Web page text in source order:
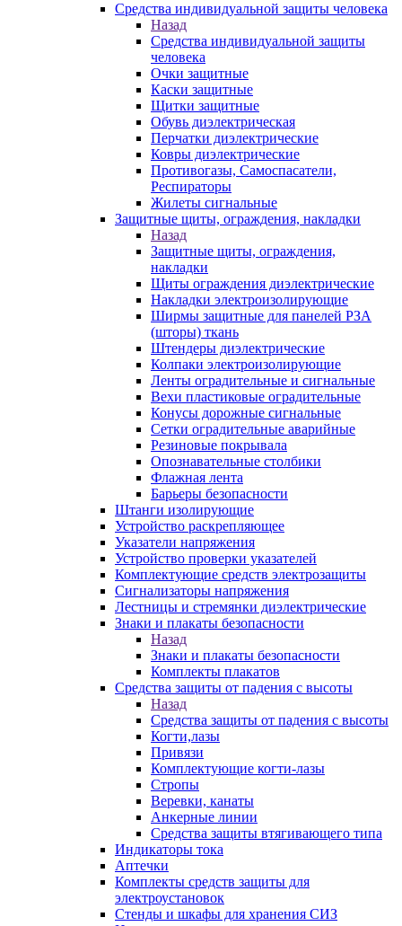
Средства индивидуальной защиты человека
Назад
Средства индивидуальной защиты
человека
Очки защитные
Каски защитные
Щитки защитные
Обувь диэлектрическая
Перчатки диэлектрические
Ковры диэлектрические
Противогазы, Самоспасатели,
Респираторы
Жилеты сигнальные
Защитные щиты, ограждения, накладки
Назад
Защитные щиты, ограждения,
накладки
Щиты ограждения диэлектрические
Накладки электроизолирующие
Ширмы защитные для панелей РЗА
(шторы) ткань
Штендеры диэлектрические
Колпаки электроизолирующие
Ленты оградительные и сигнальные
Вехи пластиковые оградительные
Конусы дорожные сигнальные
Сетки оградительные аварийные
Резиновые покрывала
Опознавательные столбики
Флажная лента
Барьеры безопасности
Штанги изолирующие
Устройство раскрепляющее
Указатели напряжения
Устройство проверки указателей
Комплектующие средств электрозащиты
Сигнализаторы напряжения
Лестницы и стремянки диэлектрические
Знаки и плакаты безопасности
Назад
Знаки и плакаты безопасности
Комплекты плакатов
Средства защиты от падения с высоты
Назад
Средства защиты от падения с высоты
Когти,лазы
Привязи
Комплектующие когти-лазы
Стропы
Веревки, канаты
Анкерные линии
Средства защиты втягивающего типа
Индикаторы тока
Аптечки
Комплекты средств защиты для
электроустановок
Стенды и шкафы для хранения СИЗ